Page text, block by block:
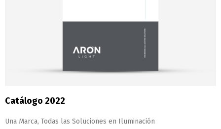
Catálogo 2022
Una Marca, Todas las Soluciones en Iluminación